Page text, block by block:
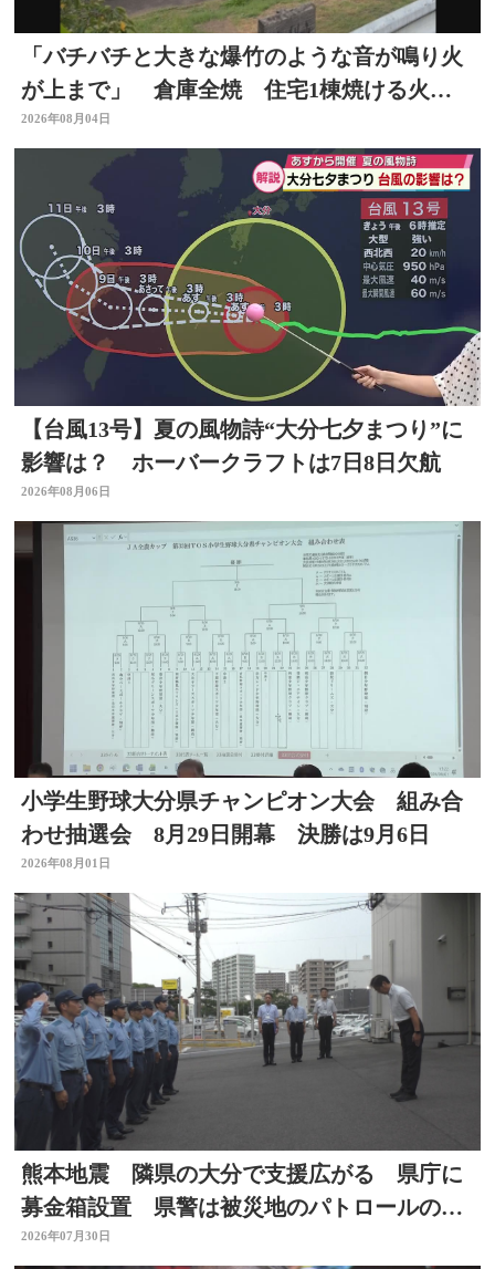
「バチバチと大きな爆竹のような音が鳴り火
が上まで」 倉庫全焼 住宅1棟焼ける火
事 大分
2026年08月04日
【台風13号】夏の風物詩“大分七夕まつり”に
影響は？ ホーバークラフトは7日8日欠航
2026年08月06日
小学生野球大分県チャンピオン大会 組み合
わせ抽選会 8月29日開幕 決勝は9月6日
2026年08月01日
熊本地震 隣県の大分で支援広がる 県庁に
募金箱設置 県警は被災地のパトロールのた
め部隊を派遣
2026年07月30日